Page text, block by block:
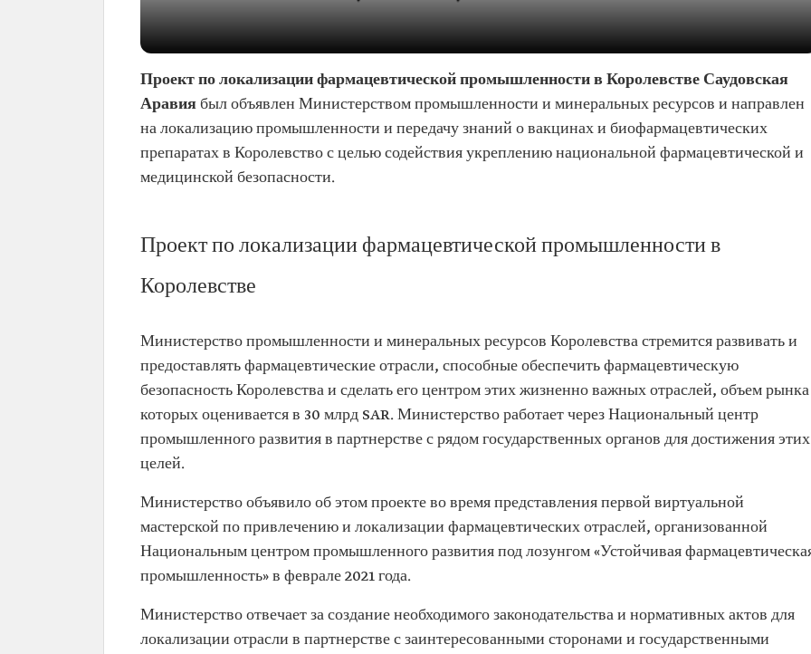
Проект по локализации фармацевтической промышленности в Королевстве Саудовская
Аравиябыл объявлен Министерством промышленности и минеральных ресурсов и направлен
на локализацию промышленности и передачу знаний о вакцинах и биофармацевтических
препаратах в Королевство с целью содействия укреплению национальной фармацевтической и
медицинской безопасности.
Проект по локализации фармацевтической промышленности в
Королевстве
Министерство промышленности и минеральных ресурсов Королевства стремится развивать и
предоставлять фармацевтические отрасли, способные обеспечить фармацевтическую
безопасность Королевства и сделать его центром этих жизненно важных отраслей, объем рынка
которых оценивается в 30 млрд SAR. Министерство работает через Национальный центр
промышленного развития в партнерстве с рядом государственных органов для достижения этих
целей.
Министерство объявило об этом проекте во время представления первой виртуальной
мастерской по привлечению и локализации фармацевтических отраслей, организованной
Национальным центром промышленного развития под лозунгом «Устойчивая
промышленность» в феврале 2021 года.
Министерство отвечает за создание необходимого законодательства и нормативных актов для
локализации отрасли в партнерстве с заинтересованными сторонами и государственными